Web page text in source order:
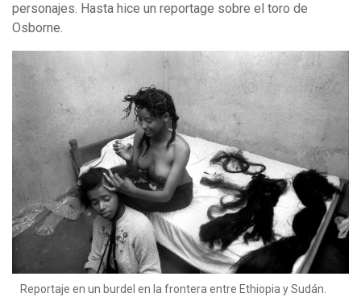
personajes. Hasta hice un reportage sobre el toro de
Osborne.
Reportaje en un burdel en la frontera entre Ethiopia y Sudán.